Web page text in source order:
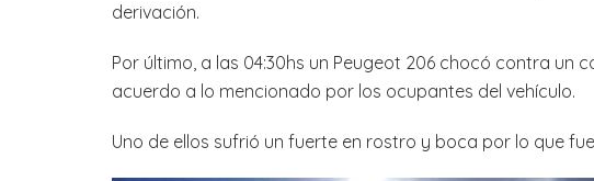
derivación.
Por último, a las 04:30hs un Peugeot 206 chocó contra un
acuerdo a lo mencionado por los ocupantes del vehículo.
Uno de ellos sufrió un fuerte en rostro y boca por lo que